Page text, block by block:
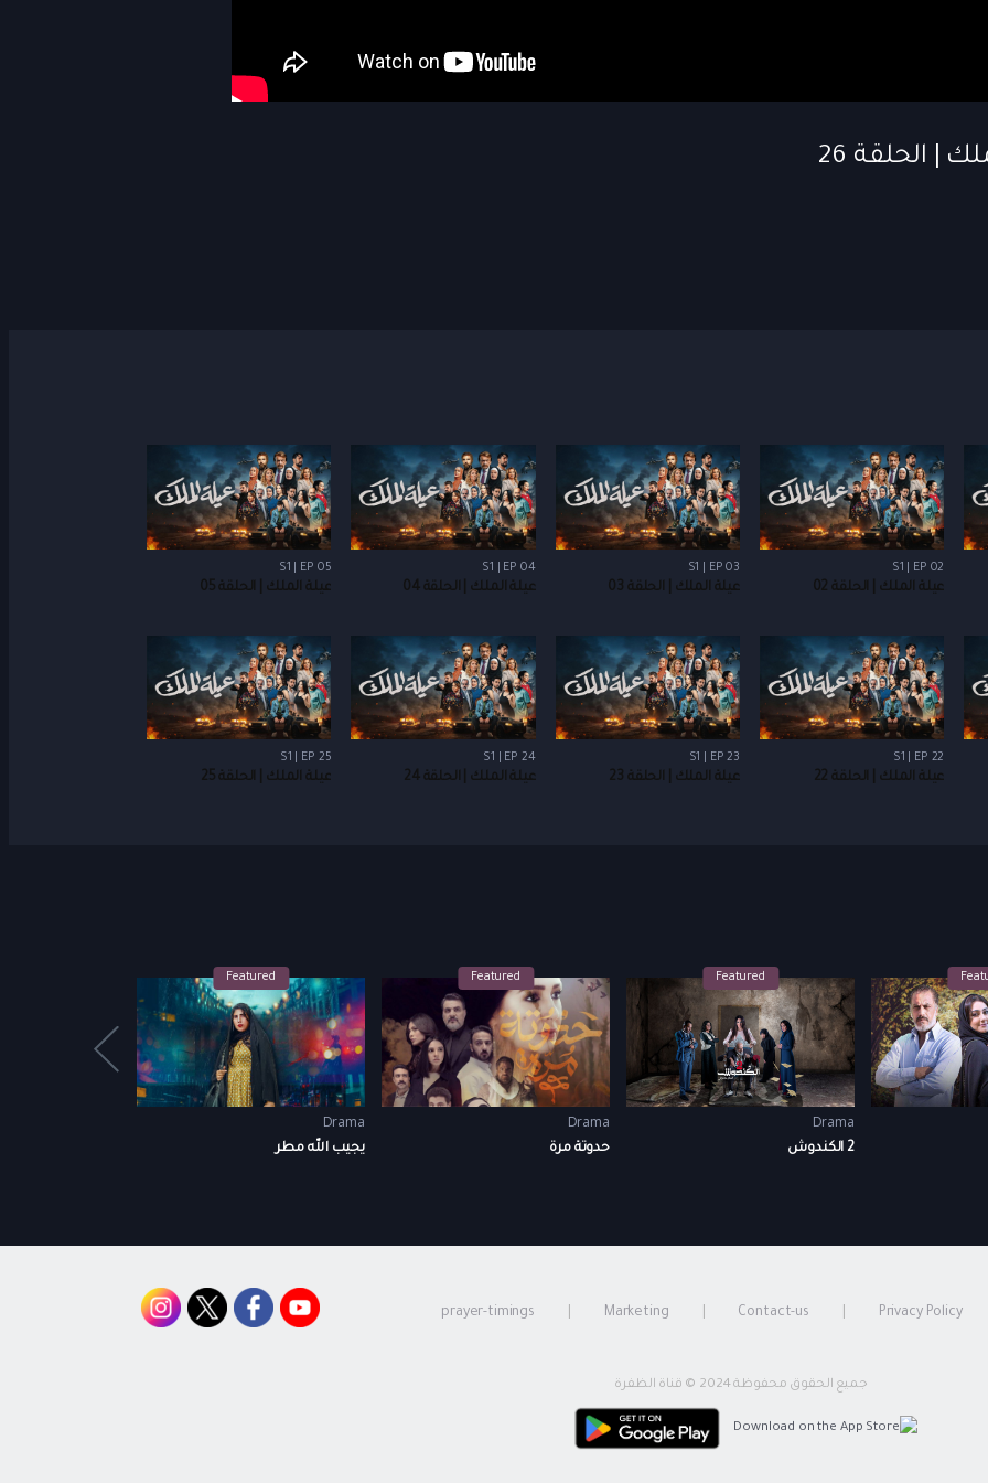
S1 | EP 02
عيلة الملك | الحلقة 02
S1 | EP 03
عيلة الملك | الحلقة 03
S1 | EP 04
عيلة الملك | الحلقة 04
S1 | EP 05
عيلة الملك | الحلقة 05
S1 | EP 22
عيلة الملك | الحلقة 22
S1 | EP 23
عيلة الملك | الحلقة 23
S1 | EP 24
عيلة الملك | الحلقة 24
S1 | EP 25
عيلة الملك | الحلقة 25
Featured
Drama
يجيب الله مطر
Featured
Drama
حدوتة مرة
Featured
Drama
2 الكندوش
Privacy Policy
Contact-us
Marketing
prayer-timings
جميع الحقوق محفوظة 2024 © قناة الظفرة